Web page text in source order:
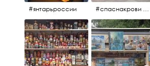
#янтарьроссии #спаснакрови #михайловскийсад